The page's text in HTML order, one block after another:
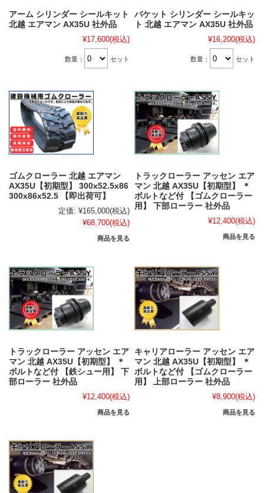
アーム シリンダー シールキット
北越 エアマン AX35U 社外品
¥17,600(税込)
数量： セット
バケット シリンダー シールキッ
ト 北越 エアマン AX35U 社外品
¥16,200(税込)
数量： セット
ゴムクローラー 北越 エアマン
AX35U【初期型】 300x52.5x86
300x86x52.5 【即出荷可】
定価: ¥165,000(税込)
¥68,700(税込)
商品を見る
トラックローラー アッセン エア
マン 北越 AX35U【初期型】 ＊
ボルトなど付 【ゴムクローラー
用】 下部ローラー 社外品
¥12,400(税込)
商品を見る
トラックローラー アッセン エア
マン 北越 AX35U【初期型】 ＊
ボルトなど付 【鉄シュー用】 下
部ローラー 社外品
¥12,400(税込)
商品を見る
キャリアローラー アッセン エア
マン 北越 AX35U【初期型】 ＊
ボルトなど付 【ゴムクローラー
用】 上部ローラー 社外品
¥8,900(税込)
商品を見る